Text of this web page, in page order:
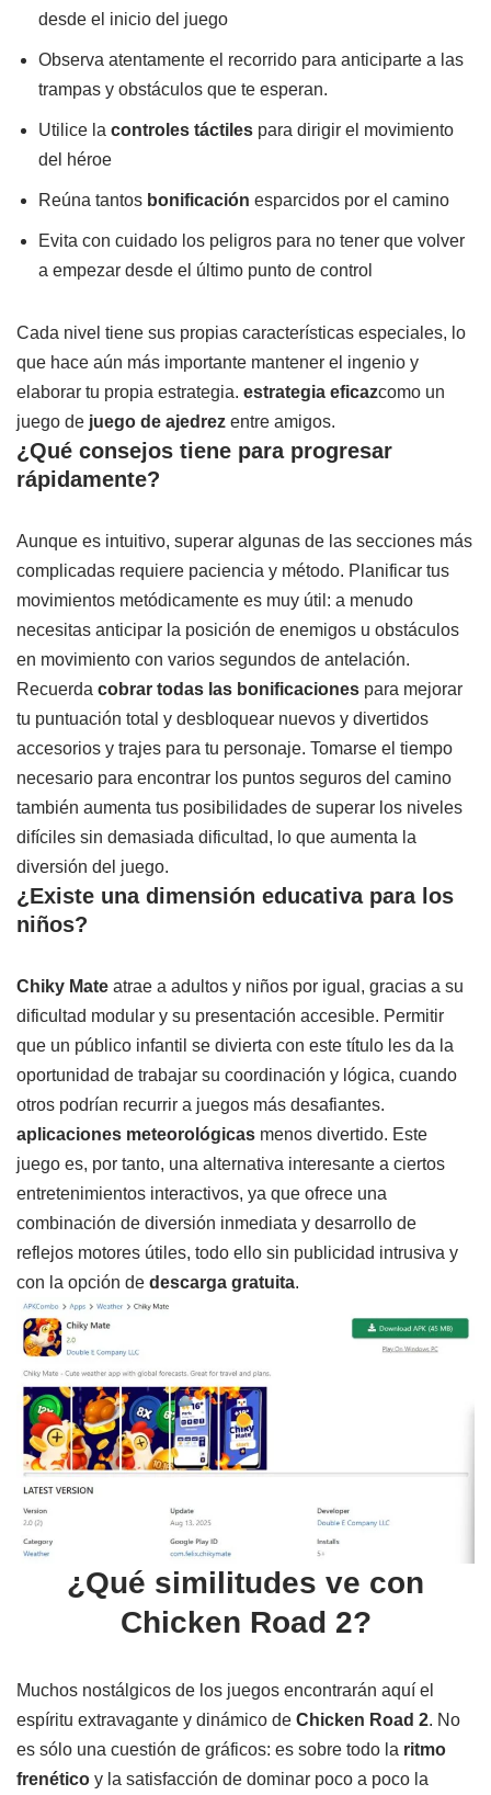
desde el inicio del juego
Observa atentamente el recorrido para anticiparte a las
trampas y obstáculos que te esperan.
Utilice la controles táctiles para dirigir el movimiento
del héroe
Reúna tantos bonificación esparcidos por el camino
Evita con cuidado los peligros para no tener que volver
a empezar desde el último punto de control
Cada nivel tiene sus propias características especiales, lo
que hace aún más importante mantener el ingenio y
elaborar tu propia estrategia. estrategia eficazcomo un
juego de juego de ajedrez entre amigos.
¿Qué consejos tiene para progresar
rápidamente?
Aunque es intuitivo, superar algunas de las secciones más
complicadas requiere paciencia y método. Planificar tus
movimientos metódicamente es muy útil: a menudo
necesitas anticipar la posición de enemigos u obstáculos
en movimiento con varios segundos de antelación.
Recuerda cobrar todas las bonificaciones para mejorar
tu puntuación total y desbloquear nuevos y divertidos
accesorios y trajes para tu personaje. Tomarse el tiempo
necesario para encontrar los puntos seguros del camino
también aumenta tus posibilidades de superar los niveles
difíciles sin demasiada dificultad, lo que aumenta la
diversión del juego.
¿Existe una dimensión educativa para los
niños?
Chiky Mate atrae a adultos y niños por igual, gracias a su
dificultad modular y su presentación accesible. Permitir
que un público infantil se divierta con este título les da la
oportunidad de trabajar su coordinación y lógica, cuando
otros podrían recurrir a juegos más desafiantes.
aplicaciones meteorológicas menos divertido. Este
juego es, por tanto, una alternativa interesante a ciertos
entretenimientos interactivos, ya que ofrece una
combinación de diversión inmediata y desarrollo de
reflejos motores útiles, todo ello sin publicidad intrusiva y
con la opción de descarga gratuita.
¿Qué similitudes ve con
Chicken Road 2?
Muchos nostálgicos de los juegos encontrarán aquí el
espíritu extravagante y dinámico de Chicken Road 2. No
es sólo una cuestión de gráficos: es sobre todo la ritmo
frenético y la satisfacción de dominar poco a poco la